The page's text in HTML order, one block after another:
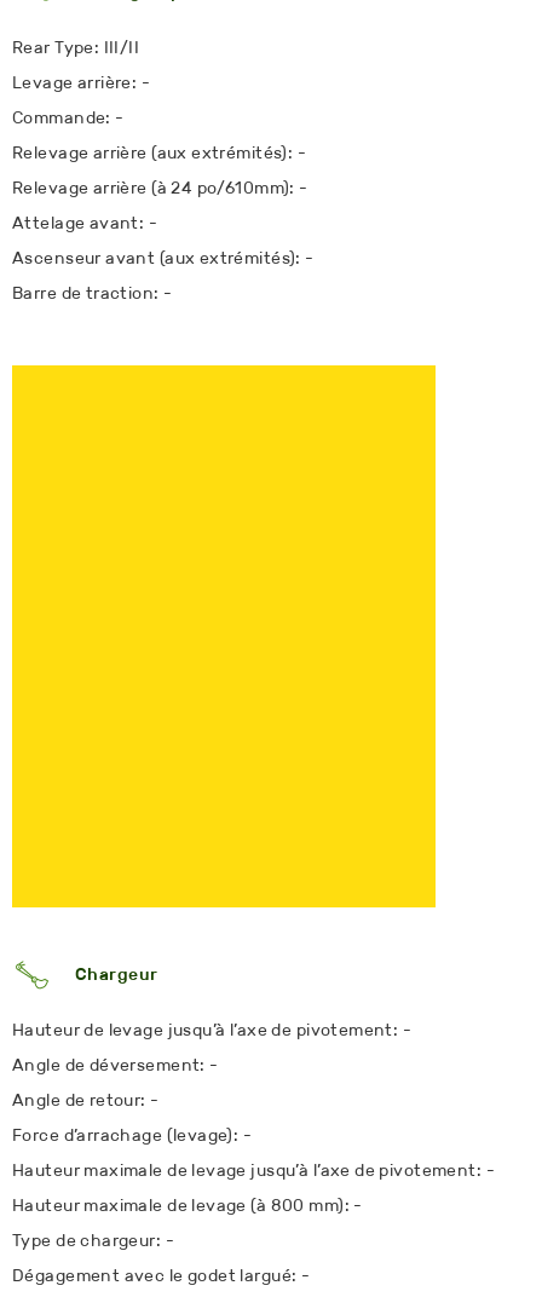
Rear Type: III/II
Levage arrière: -
Commande: -
Relevage arrière (aux extrémités): -
Relevage arrière (à 24 po/610mm): -
Attelage avant: -
Ascenseur avant (aux extrémités): -
Barre de traction: -
Chargeur
Hauteur de levage jusqu’à l’axe de pivotement: -
Angle de déversement: -
Angle de retour: -
Force d’arrachage (levage): -
Hauteur maximale de levage jusqu’à l’axe de pivotement: -
Hauteur maximale de levage (à 800 mm): -
Type de chargeur: -
Dégagement avec le godet largué: -